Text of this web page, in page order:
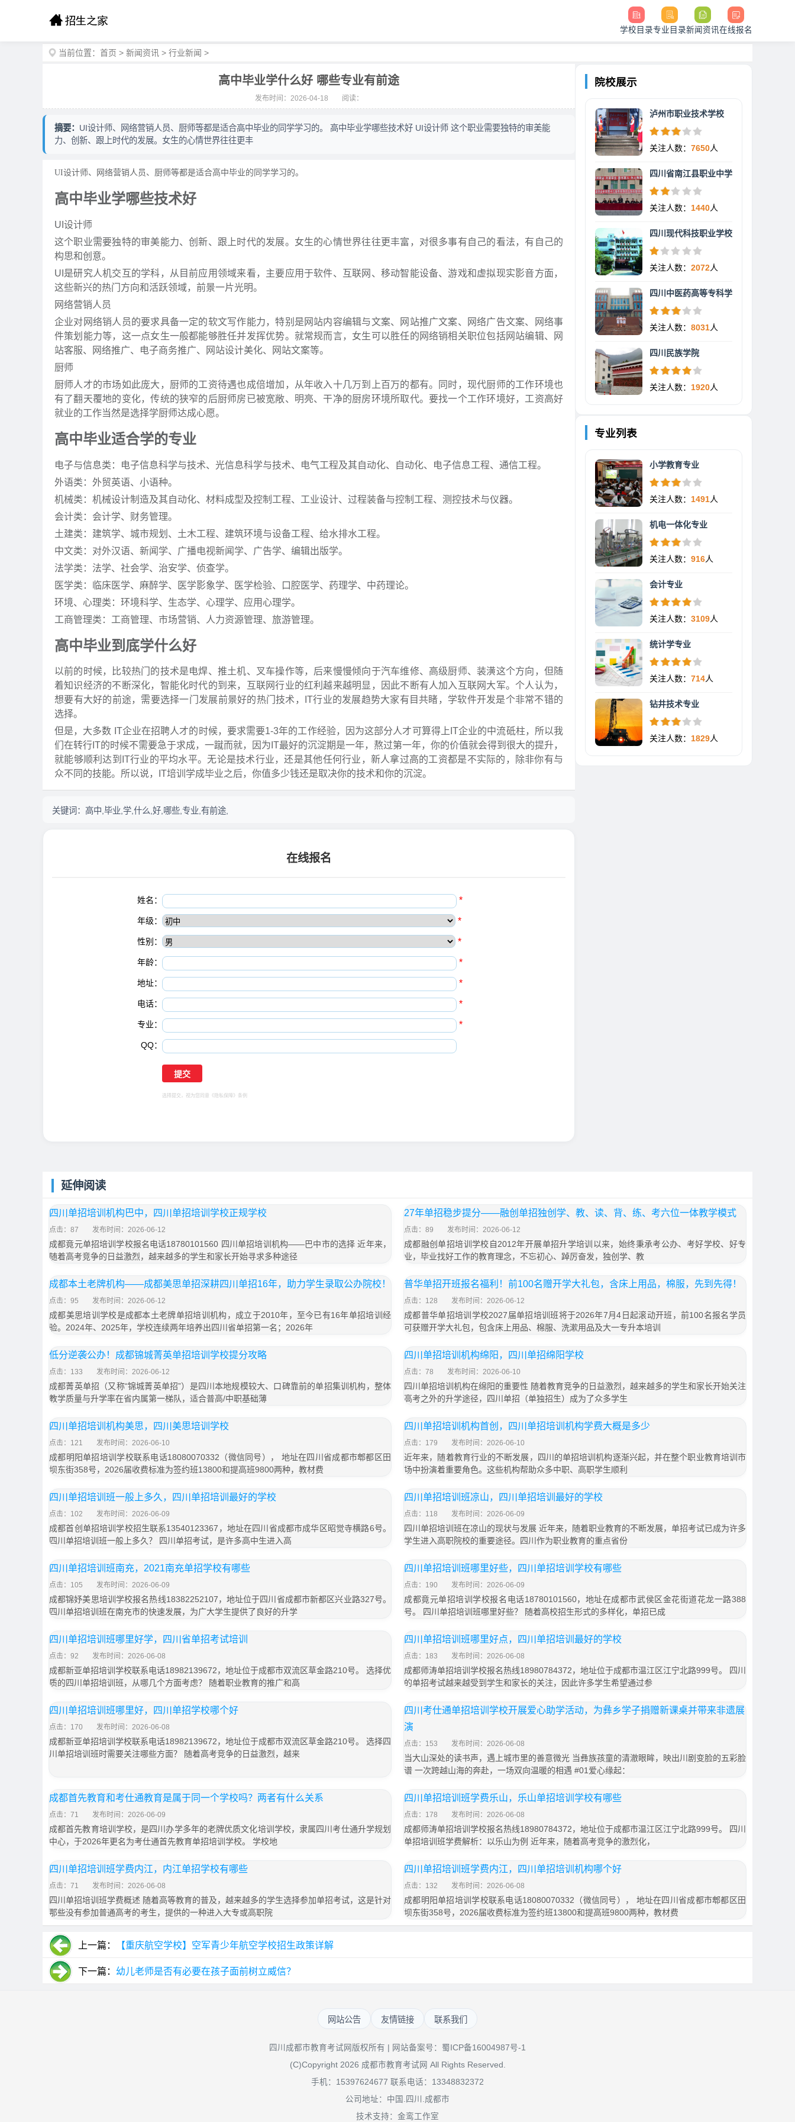
学校目录专业目录新闻资讯在线报名
当前位置： 首页 > 新闻资讯 > 行业新闻 >
高中毕业学什么好 哪些专业有前途
发布时间：2026-04-18 阅读：
摘要： UI设计师、网络营销人员、厨师等都是适合高中毕业的同学学习的。 高中毕业学哪些技术好 UI设计师 这个职业需要独特的审美能
力、创新、跟上时代的发展。女生的心情世界往往更丰
UI设计师、网络营销人员、厨师等都是适合高中毕业的同学学习的。
高中毕业学哪些技术好
UI设计师
这个职业需要独特的审美能力、创新、跟上时代的发展。女生的心情世界往往更丰富，对很多事有自己的看法，有自己的
构思和创意。
UI是研究人机交互的学科，从目前应用领域来看，主要应用于软件、互联网、移动智能设备、游戏和虚拟现实影音方面，
这些新兴的热门方向和活跃领域，前景一片光明。
网络营销人员
企业对网络销人员的要求具备一定的软文写作能力，特别是网站内容编辑与文案、网站推广文案、网络广告文案、网络事
件策划能力等，这一点女生一般都能够胜任并发挥优势。就常规而言，女生可以胜任的网络销相关职位包括网站编辑、网
站客服、网络推广、电子商务推广、网站设计美化、网站文案等。
厨师
厨师人才的市场如此庞大，厨师的工资待遇也成倍增加，从年收入十几万到上百万的都有。同时，现代厨师的工作环境也
有了翻天覆地的变化，传统的狭窄的后厨师房已被宽敞、明亮、干净的厨房环境所取代。要找一个工作环境好，工资高好
就业的工作当然是选择学厨师达成心愿。
高中毕业适合学的专业
电子与信息类：电子信息科学与技术、光信息科学与技术、电气工程及其自动化、自动化、电子信息工程、通信工程。
外语类：外贸英语、小语种。
机械类：机械设计制造及其自动化、材料成型及控制工程、工业设计、过程装备与控制工程、测控技术与仪器。
会计类：会计学、财务管理。
土建类：建筑学、城市规划、土木工程、建筑环境与设备工程、给水排水工程。
中文类：对外汉语、新闻学、广播电视新闻学、广告学、编辑出版学。
法学类：法学、社会学、治安学、侦查学。
医学类：临床医学、麻醉学、医学影象学、医学检验、口腔医学、药理学、中药理论。
环境、心理类：环境科学、生态学、心理学、应用心理学。
工商管理类：工商管理、市场营销、人力资源管理、旅游管理。
高中毕业到底学什么好
以前的时候，比较热门的技术是电焊、推土机、叉车操作等，后来慢慢倾向于汽车维修、高级厨师、装潢这个方向，但随
着知识经济的不断深化，智能化时代的到来，互联网行业的红利越来越明显，因此不断有人加入互联网大军。个人认为，
想要有大好的前途，需要选择一门发展前景好的热门技术，IT行业的发展趋势大家有目共睹，学软件开发是个非常不错的
选择。
但是，大多数 IT企业在招聘人才的时候，要求需要1-3年的工作经验，因为这部分人才可算得上IT企业的中流砥柱，所以我
们在转行IT的时候不需要急于求成，一蹴而就，因为IT最好的沉淀期是一年，熬过第一年，你的价值就会得到很大的提升，
就能够顺利达到IT行业的平均水平。无论是技术行业，还是其他任何行业，新人拿过高的工资都是不实际的，除非你有与
众不同的技能。所以说，IT培训学成毕业之后，你值多少钱还是取决你的技术和你的沉淀。
关键词： 高中,毕业,学,什么,好,哪些,专业,有前途,
在线报名
姓名： *
年级： *
性别： *
年龄： *
地址： *
电话： *
专业： *
QQ：
选择提交，视为您同意 《隐私保障》 条例
院校展示
泸州市职业技术学校
关注人数： 7650人
四川省南江县职业中学
关注人数： 1440人
四川现代科技职业学校
关注人数： 2072人
四川中医药高等专科学
关注人数： 8031人
四川民族学院
关注人数： 1920人
专业列表
小学教育专业
关注人数： 1491人
机电一体化专业
关注人数： 916人
会计专业
关注人数： 3109人
统计学专业
关注人数： 714人
钻井技术专业
关注人数： 1829人
延伸阅读
四川单招培训机构巴中，四川单招培训学校正规学校
点击：87 发布时间：2026-06-12
成都竟元单招培训学校报名电话18780101560 四川单招培训机构——巴中市的选择 近年来，
随着高考竞争的日益激烈，越来越多的学生和家长开始寻求多种途径
27年单招稳步提分——融创单招独创学、教、读、背、练、考六位一体教学模式
点击：89 发布时间：2026-06-12
成都融创单招培训学校自2012年开展单招升学培训以来，始终秉承考公办、考好学校、好专
业，毕业找好工作的教育理念，不忘初心、踔厉奋发，独创学、教
成都本土老牌机构——成都美思单招深耕四川单招16年，助力学生录取公办院校！
点击：95 发布时间：2026-06-12
成都美思培训学校是成都本土老牌单招培训机构，成立于2010年，至今已有16年单招培训经
验。2024年、2025年，学校连续两年培养出四川省单招第一名；2026年
普华单招开班报名福利！前100名赠开学大礼包，含床上用品，棉服，先到先得！
点击：128 发布时间：2026-06-12
成都普华单招培训学校2027届单招培训班将于2026年7月4日起滚动开班，前100名报名学员
可获赠开学大礼包，包含床上用品、棉服、洗漱用品及大一专升本培训
低分逆袭公办！成都锦城菁英单招培训学校提分攻略
点击：133 发布时间：2026-06-12
成都菁英单招（又称“锦城菁英单招”）是四川本地规模较大、口碑靠前的单招集训机构，整体
教学质量与升学率在省内属第一梯队，适合普高/中职基础薄
四川单招培训机构绵阳，四川单招绵阳学校
点击：78 发布时间：2026-06-10
四川单招培训机构在绵阳的重要性 随着教育竞争的日益激烈，越来越多的学生和家长开始关注
高考之外的升学途径，四川单招（单独招生）成为了众多学生
四川单招培训机构美思，四川美思培训学校
点击：121 发布时间：2026-06-10
成都明阳单招培训学校联系电话18080070332（微信同号）， 地址在四川省成都市郫都区田
坝东街358号，2026届收费标准为签约班13800和提高班9800两种，教材费
四川单招培训机构首创，四川单招培训机构学费大概是多少
点击：179 发布时间：2026-06-10
近年来，随着教育行业的不断发展，四川的单招培训机构逐渐兴起，并在整个职业教育培训市
场中扮演着重要角色。这些机构帮助众多中职、高职学生顺利
四川单招培训班一般上多久，四川单招培训最好的学校
点击：102 发布时间：2026-06-09
成都首创单招培训学校招生联系13540123367，地址在四川省成都市成华区昭觉寺横路6号。
四川单招培训班一般上多久？ 四川单招考试，是许多高中生进入高
四川单招培训班凉山，四川单招培训最好的学校
点击：118 发布时间：2026-06-09
四川单招培训班在凉山的现状与发展 近年来，随着职业教育的不断发展，单招考试已成为许多
学生进入高职院校的重要途径。四川作为职业教育的重点省份
四川单招培训班南充，2021南充单招学校有哪些
点击：105 发布时间：2026-06-09
成都锦妤美思培训学校报名热线18382252107，地址位于四川省成都市新都区兴业路327号。
四川单招培训班在南充市的快速发展，为广大学生提供了良好的升学
四川单招培训班哪里好些，四川单招培训学校有哪些
点击：190 发布时间：2026-06-09
成都竟元单招培训学校报名电话18780101560，地址在成都市武侯区金花街道花龙一路388
号。 四川单招培训班哪里好些？ 随着高校招生形式的多样化，单招已成
四川单招培训班哪里好学，四川省单招考试培训
点击：92 发布时间：2026-06-08
成都新亚单招培训学校联系电话18982139672，地址位于成都市双流区草金路210号。 选择优
质的四川单招培训班，从哪几个方面考虑？ 随着职业教育的推广和高
四川单招培训班哪里好点，四川单招培训最好的学校
点击：183 发布时间：2026-06-08
成都师涛单招培训学校报名热线18980784372，地址位于成都市温江区江宁北路999号。 四川
的单招考试越来越受到学生和家长的关注，因此许多学生希望通过参
四川单招培训班哪里好，四川单招学校哪个好
点击：170 发布时间：2026-06-08
成都新亚单招培训学校联系电话18982139672，地址位于成都市双流区草金路210号。 选择四
川单招培训班时需要关注哪些方面？ 随着高考竞争的日益激烈，越来
四川考仕通单招培训学校开展爱心助学活动，为彝乡学子捐赠新课桌并带来非遗展
演
点击：153 发布时间：2026-06-08
当大山深处的读书声，遇上城市里的善意微光 当彝族孩童的清澈眼眸，映出川剧变脸的五彩脸
谱 一次跨越山海的奔赴，一场双向温暖的相遇 #01爱心缘起：
成都首先教育和考仕通教育是属于同一个学校吗？两者有什么关系
点击：71 发布时间：2026-06-09
成都首先教育培训学校，是四川办学多年的老牌优质文化培训学校，隶属四川考仕通升学规划
中心，于2026年更名为考仕通首先教育单招培训学校。 学校地
四川单招培训班学费乐山，乐山单招培训学校有哪些
点击：178 发布时间：2026-06-08
成都师涛单招培训学校报名热线18980784372，地址位于成都市温江区江宁北路999号。 四川
单招培训班学费解析：以乐山为例 近年来，随着高考竞争的激烈化，
四川单招培训班学费内江，内江单招学校有哪些
点击：71 发布时间：2026-06-08
四川单招培训班学费概述 随着高等教育的普及，越来越多的学生选择参加单招考试，这是针对
那些没有参加普通高考的考生，提供的一种进入大专或高职院
四川单招培训班学费内江，四川单招培训机构哪个好
点击：132 发布时间：2026-06-08
成都明阳单招培训学校联系电话18080070332（微信同号）， 地址在四川省成都市郫都区田
坝东街358号，2026届收费标准为签约班13800和提高班9800两种，教材费
上一篇： 【重庆航空学校】空军青少年航空学校招生政策详解
下一篇： 幼儿老师是否有必要在孩子面前树立威信？
网站公告 友情链接 联系我们
四川成都市教育考试网版权所有 | 网站备案号： 蜀ICP备16004987号-1
(C)Copyright 2026 成都市教育考试网 All Rights Reserved.
手机：15397624677 联系电话：13348832372
公司地址：中国.四川.成都市
技术支持：金鸾工作室